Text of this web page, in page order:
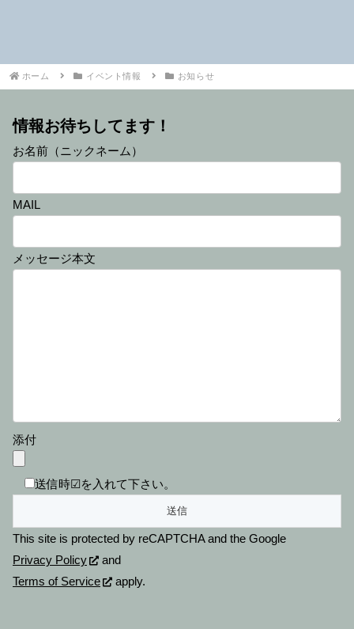
ホーム イベント情報 お知らせ
情報お待ちしてます！
お名前（ニックネーム）
MAIL
メッセージ本文
添付
送信時☑を入れて下さい。
This site is protected by reCAPTCHA and the Google
Privacy Policy
and
Terms of Service
apply.